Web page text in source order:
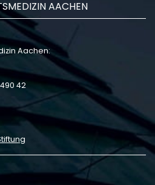
AACHEN
Aachen:
42